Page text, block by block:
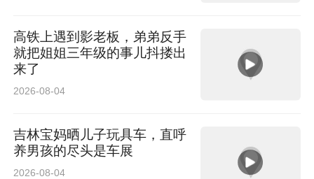
高铁上遇到影老板，弟弟反手
就把姐姐三年级的事儿抖搂出
来了
2026-08-04
吉林宝妈晒儿子玩具车，直呼
养男孩的尽头是车展
2026-08-04